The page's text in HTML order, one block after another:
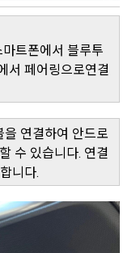
트폰에서 블루투
서 페어링으로연결
연결하여 안드로
수 있습니다. 연결
니다.